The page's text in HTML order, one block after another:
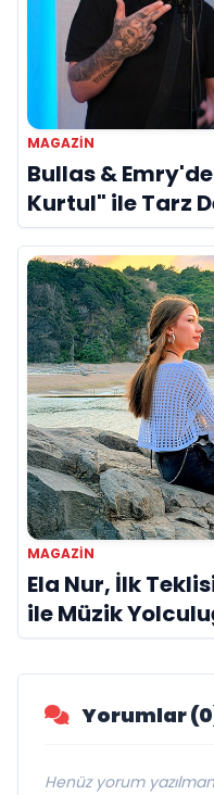
MAGAZIN
Bullas &
Kurtul" ile Tarz
MAGAZIN
Ela Nur, İlk
ile Müzik
Yorumlar
Henüz yorum